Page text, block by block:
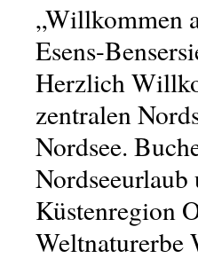
„Willkommen
Esens-
Herzlich
zentralen
Nordsee.
Küstenregion
Weltnaturerbe